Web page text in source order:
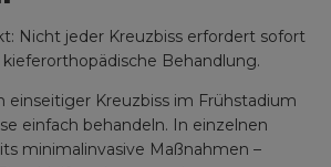
Nicht jeder Kreuzbiss erfordert sofort
Behandlung.
einseitiger Kreuzbiss im Frühstadium
einfach behandeln. In einzelnen
minimalinvasive Maßnahmen –